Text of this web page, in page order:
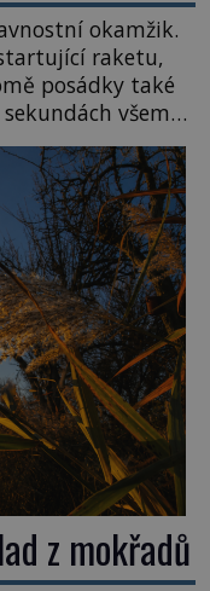
okamžik.
raketu,
posádky také
všem
Jejich
daňové
Na druhou stranu
Na malé kousky
z mokřadů